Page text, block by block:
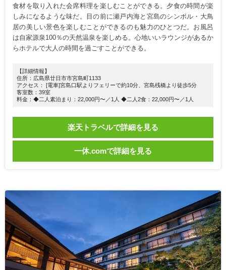
食材を取り入れた会席料理を楽しむことができる。夕食の時間が楽
しみになるような味だ。目の前に瀬戸内海と宮島のシンボル・大鳥
居の美しい景色を楽しむことができるのも魅力のひとつだ。お風呂
は自家源泉100％の天然温泉を楽しめる。心地いいラウンジがあるか
らホテルで大人の時間を過ごすことができる。
【詳細情報】
住所：広島県廿日市市宮島町1133
アクセス： [電車]宮島口駅よりフェリーで約10分、宮島桟橋より徒歩5分
客室数：39室
料金：◆二人素泊まり：22,000円〜／1人 ◆二人2食：22,000円〜／1人
楽天トラベルで詳細を見る
一休.comで詳細を見る